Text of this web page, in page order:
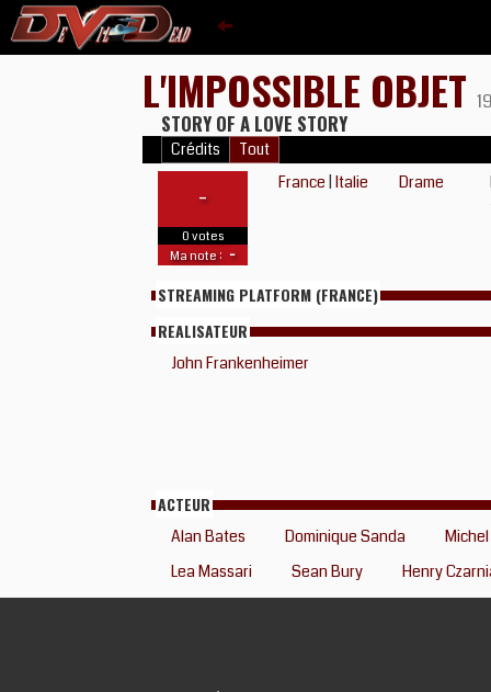
L'IMPOSSIBLE OBJET
STORY OF A LOVE STORY
Crédits Tout
-
0 votes
Ma note : -
France |Italie Drame
STREAMING PLATFORM (FRANCE)
REALISATEUR
John Frankenheimer
ACTEUR
Alan Bates Dominique Sanda
Lea Massari
Sean Bury Henry